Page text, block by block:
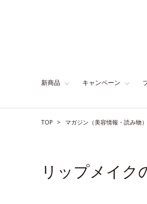
新商品 キャンペーン
TOP マガジン（美容情報・読み物）
リップメイク